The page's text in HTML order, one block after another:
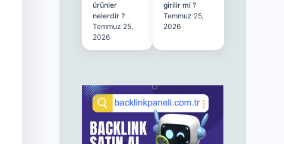
ürünler
nelerdir ?
Temmuz 25,
2026
girilir mi ?
Temmuz 25,
2026